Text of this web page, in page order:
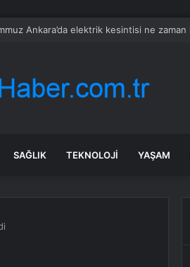
Ankara’da elektrik kesintisi ne
SAĞLIK TEKNOLOJI YAŞAM